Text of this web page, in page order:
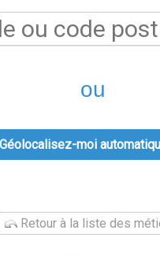
en ligne
EDF en ligne : gestion
téléphonique reste
trop élevée par rapport à
économie annuelle